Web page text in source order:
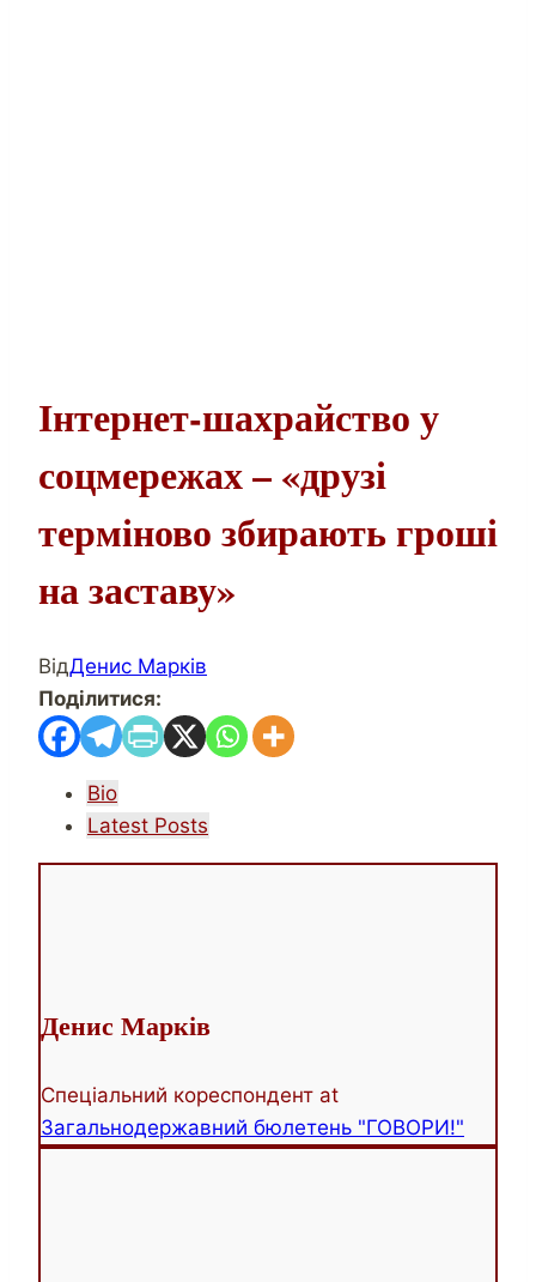
Інтернет-шахрайство у
соцмережах – «друзі
терміново збирають гроші
на заставу»
ВідДенис Марків
Поділитися:
The
following
Bio
Latest Posts
Денис Марків
Спеціальний кореспондент at
Загальнодержавний бюлетень "ГОВОРИ!"